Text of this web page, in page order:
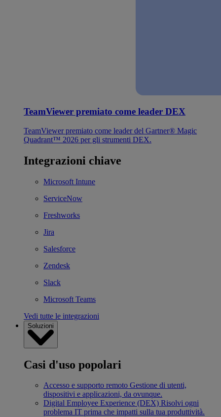
TeamViewer premiato come leader DEX
TeamViewer premiato come leader del Gartner® Magic
Quadrant™ 2026 per gli strumenti DEX.
Integrazioni chiave
Microsoft Intune
ServiceNow
Freshworks
Jira
Salesforce
Zendesk
Slack
Microsoft Teams
Vedi tutte le integrazioni
Soluzioni
Casi d'uso popolari
Accesso e supporto remoto Gestione di utenti,
dispositivi e applicazioni, da ovunque.
Digital Employee Experience (DEX) Risolvi ogni
problema IT prima che impatti sulla tua produttività.